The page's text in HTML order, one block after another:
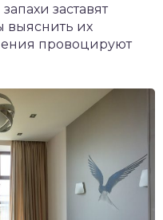
заставят
выяснить их
провоцируют